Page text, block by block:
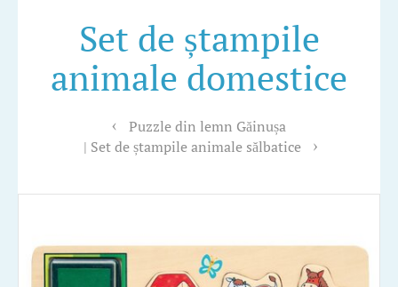
Set de ștampile
animale domestice
Puzzle din lemn Găinușa
Set de ștampile animale sălbatice